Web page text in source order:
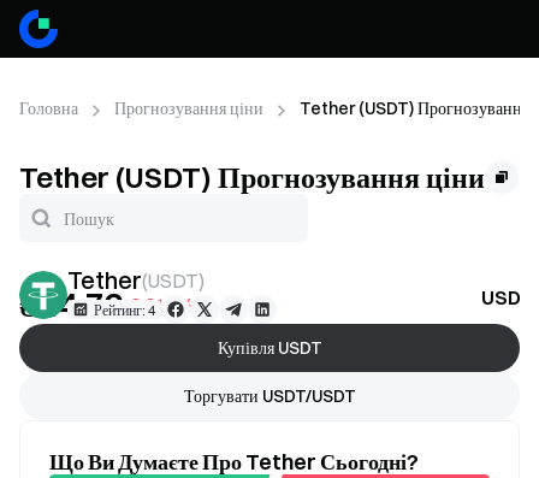
Головна Прогнозування ціни Tether (USDT) Прогнозування
Tether (USDT) Прогнозування ціни
Tether(USDT)
Рейтинг: 4 USDT
₴44.76-0.017%
Купівля USDT
Торгувати USDT/USDT
Що Ви Думаєте Про Tether Сьогодні?